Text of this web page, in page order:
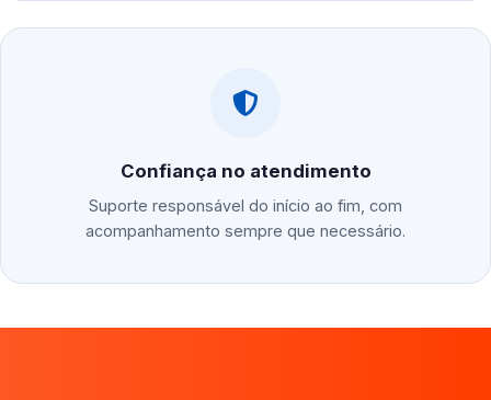
Confiança no atendimento
Suporte responsável do início ao fim, com
acompanhamento sempre que necessário.